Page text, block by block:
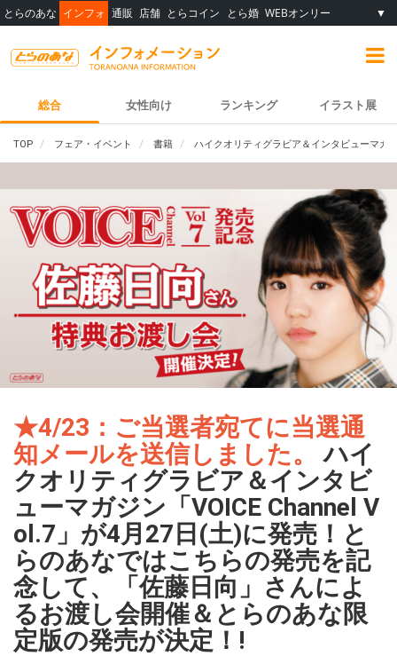
とらのあな インフォ 通販 店舗 とらコイン とら婚 WEBオンリー ▼
総合 女性向け ランキング イラスト展
TOP フェア・イベント 書籍 ハイクオリティグラビア＆インタビューマガ
★4/23：ご当選者宛てに当選通
知メールを送信しました。
ハイ
クオリティグラビア＆インタビ
ューマガジン「VOICE Channel V
ol.7」が4月27日(土)に発売！と
らのあなではこちらの発売を記
念して、「佐藤日向」さんによ
るお渡し会開催＆とらのあな限
定版の発売が決定！!